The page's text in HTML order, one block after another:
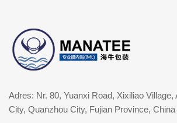
Adres: Nr. 80, Yuanxi Road, Xixiliao Village,
City, Quanzhou City, Fujian Province, China